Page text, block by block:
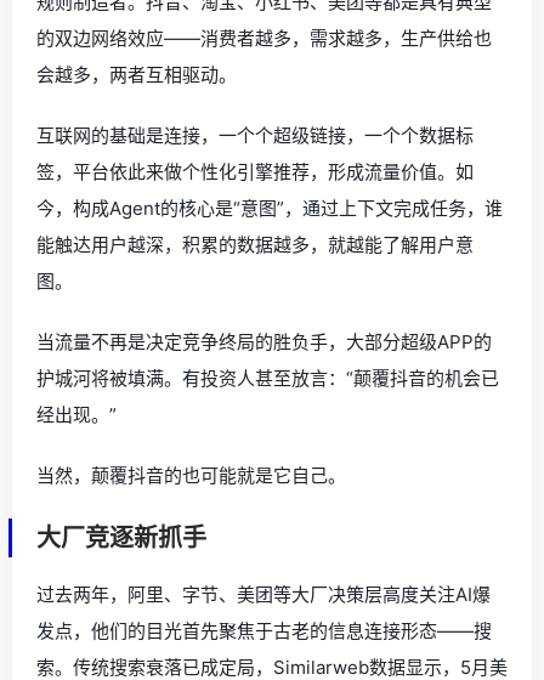
的双边网络效应——消费者越多，需求越多，生产供给也
会越多，两者互相驱动。
互联网的基础是连接，一个个超级链接，一个个数据标
签，平台依此来做个性化引擎推荐，形成流量价值。如
今，构成Agent的核心是“意图”，通过上下文完成任务，谁
能触达用户越深，积累的数据越多，就越能了解用户意
图。
当流量不再是决定竞争终局的胜负手，大部分超级APP的
护城河将被填满。有投资人甚至放言：“颠覆抖音的机会已
经出现。”
当然，颠覆抖音的也可能就是它自己。
大厂竞逐新抓手
过去两年，阿里、字节、美团等大厂决策层高度关注AI爆
发点，他们的目光首先聚焦于古老的信息连接形态——搜
索。传统搜索衰落已成定局，Similarweb数据显示，5月美